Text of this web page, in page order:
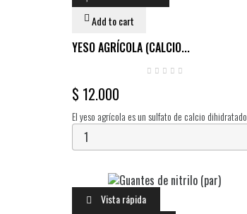
Add to cart
YESO AGRÍCOLA (CALCIO...
$ 12.000
El yeso agrícola es un sulfato de calcio dihidratado
sin calcinar de muy alta pureza y finura. Brinda
beneficios a los cultivos y al sustrato....
Vista rápida